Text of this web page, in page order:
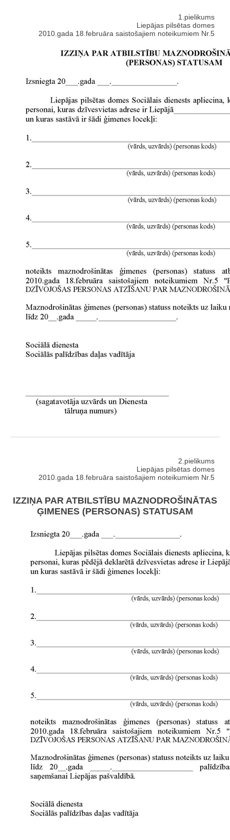
1.pielikums
Liepājas pilsētas domes
2010.gada 18.februāra saistošajiem noteikumiem Nr.5
2.pielikums
Liepājas pilsētas domes
2010.gada 18.februāra saistošajiem noteikumiem Nr.5
IZZIŅA PAR ATBILSTĪBU MAZNODROŠINĀTAS
ĢIMENES (PERSONAS) STATUSAM